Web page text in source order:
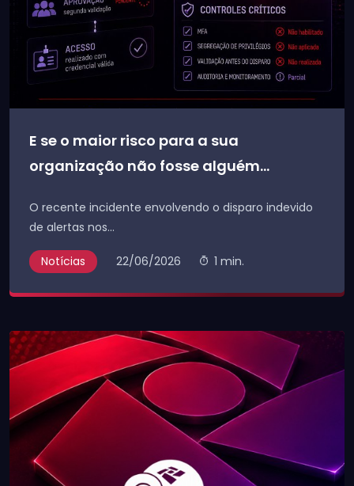
E se o maior risco para a sua
organização não fosse alguém...
O recente incidente envolvendo o disparo indevido
de alertas nos...
Notícias 22/06/2026 1 min.